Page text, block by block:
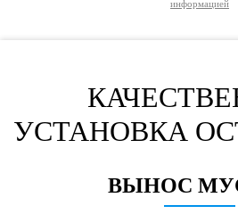
информацией
УСТАНОВКА
ВЫНОС